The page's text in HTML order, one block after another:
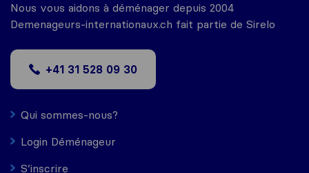
Nous vous aidons à déménager depuis 2004
Demenageurs-internationaux.ch fait partie de Sirelo
+41 31 528 09 30
Qui sommes-nous?
Login Déménageur
S’inscrire